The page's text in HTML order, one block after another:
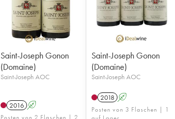
Saint-Joseph Gonon
(Domaine)
Saint-Joseph AOC
2016 A
Posten von 2 Flaschen | 2
Saint-Joseph Gonon
(Domaine)
Saint-Joseph AOC
2018 A
Posten von 3 Flaschen | 1